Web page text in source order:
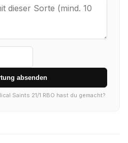
absenden
Saints 21/1 RBO hast du gemacht?